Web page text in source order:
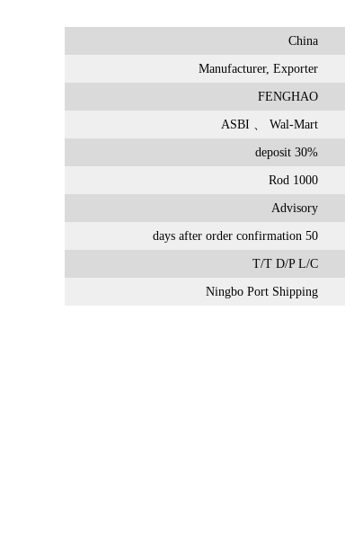
China
Manufacturer, Exporter
FENGHAO
ASBI 、 Wal-Mart
30% deposit
1000 Rod
Advisory
50 days after order confirmation
T/T D/P L/C
Ningbo Port Shipping